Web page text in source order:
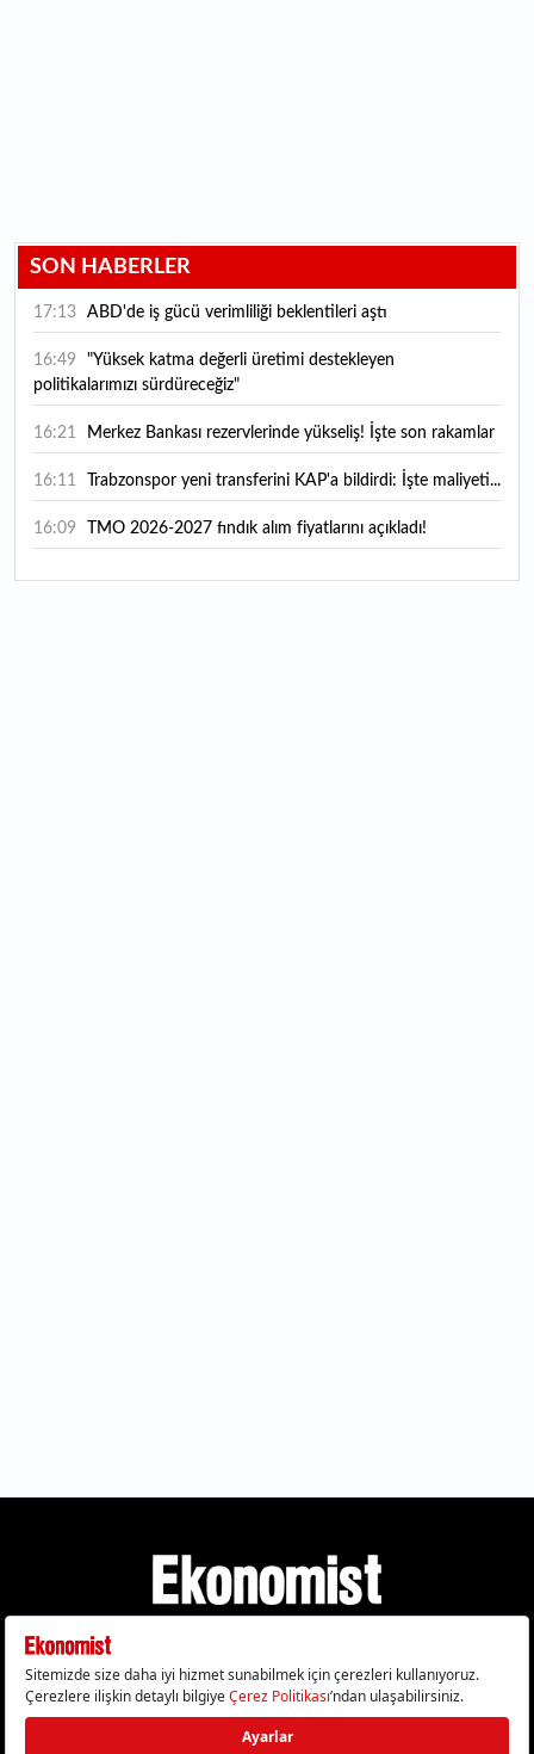
SON HABERLER
17:13 ABD'de iş gücü verimliliği beklentileri aştı
16:49
politikalarımızı sürdüreceğiz"
16:21 Merkez Bankası rezervlerinde yükseliş! İşte son rakamlar
16:11 Trabzonspor yeni transferini KAP'a bildirdi: İşte maliyeti...
16:09 TMO 2026-2027 fındık alım fiyatlarını açıkladı!
15:59 Bankacılık sektörünün toplam mevduatı geriledi
Gizlilik Politikası Çerez Politikası Çerezleri Sıfırla
KVKK Metni Künye İletişim